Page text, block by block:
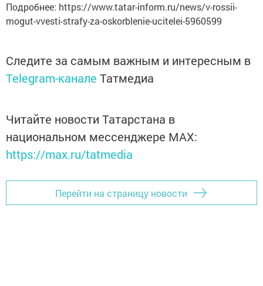
Подробнее: https://www.tatar-inform.ru/news/v-rossii-
mogut-vvesti-strafy-za-oskorblenie-ucitelei-5960599
Следите за самым важным и интересным в
Telegram-канале Татмедиа
Читайте новости Татарстана в
национальном мессенджере MАХ:
https://max.ru/tatmedia
Перейти на страницу новости